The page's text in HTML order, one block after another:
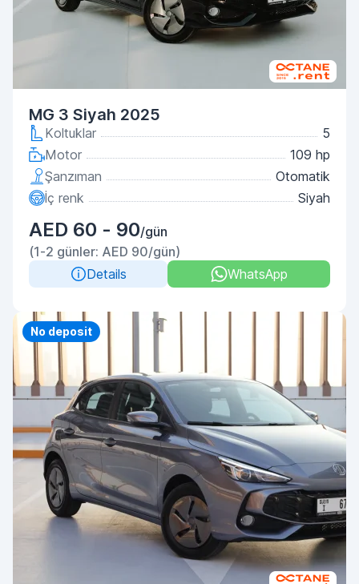
MG 3 Siyah 2025
Koltuklar
5
Motor
109 hp
Şanzıman
Otomatik
İç renk
Siyah
AED 60 - 90/gün
(1-2 günler: AED 90/gün)
Details
WhatsApp
Priority
No deposit